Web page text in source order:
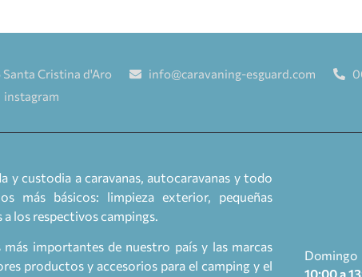
Santa Cristina d'Aro info@caravaning-esguard.com
instagram
y custodia a caravanas, autocaravanas y todo
más básicos: limpieza exterior, pequeñas
los respectivos campings.
importantes de nuestro país y las marcas
productos y accesorios para el camping y el
Domingo
10:00 a